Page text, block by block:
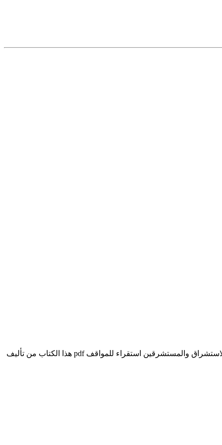
تحميل كتاب مصادر المعلومات عن الاستشراق والمستشرقين - استقراء للمواقف pdf الكاتب علي بن إبراهيم النملة مصادر المعلومات عن الاستشراق والمستشرقين استقراء للمواقف pdf هذا الكتاب من تأليف